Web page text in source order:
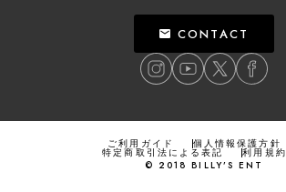
CONTACT
ご利用ガイド 個人情報保護方針
特定商取引法による表記
利用規約
© 2018 BILLY’S ENT